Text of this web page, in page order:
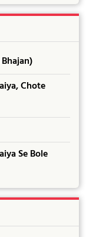
Chote
Se Bole